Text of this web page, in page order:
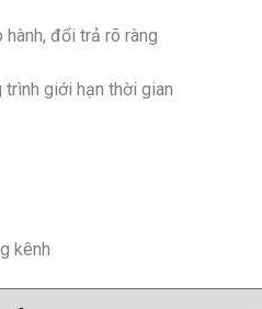
đổi trả rõ ràng
giới hạn thời gian
kênh